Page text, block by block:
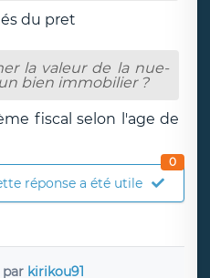
du pret
la valeur de la nue-
bien immobilier ?
fiscal selon l'age de
réponse a été utile
0
par kirikou91